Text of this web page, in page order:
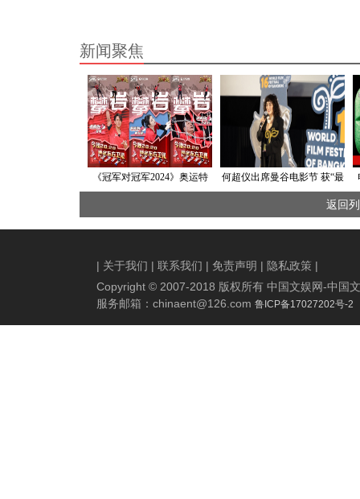
新闻聚焦
《冠军对冠军2024》奥运特
量爆表
何超仪出席曼谷电影节 获“最
返回
| 关于我们 | 联系我们 | 免责声明 | 隐私政策 |
Copyright © 2007-2018 版权所有 中国文娱网-中国
服务邮箱： chinaent@126.com 鲁ICP备17027202号-2